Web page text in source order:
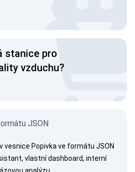
stanice pro
vzduchu?
JSON
vesnice Popivka ve formátu JSON
vlastní dashboard, interní